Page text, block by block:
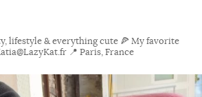
lifestyle & everything cute 🍕 My favorite
📍 Paris, France